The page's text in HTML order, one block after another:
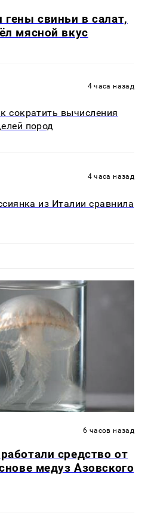
свиньи в салат,
мясной вкус
4 часа назад
сократить вычисления
пород
4 часа назад
из Италии сравнила
6 часов назад
средство от
медуз Азовского